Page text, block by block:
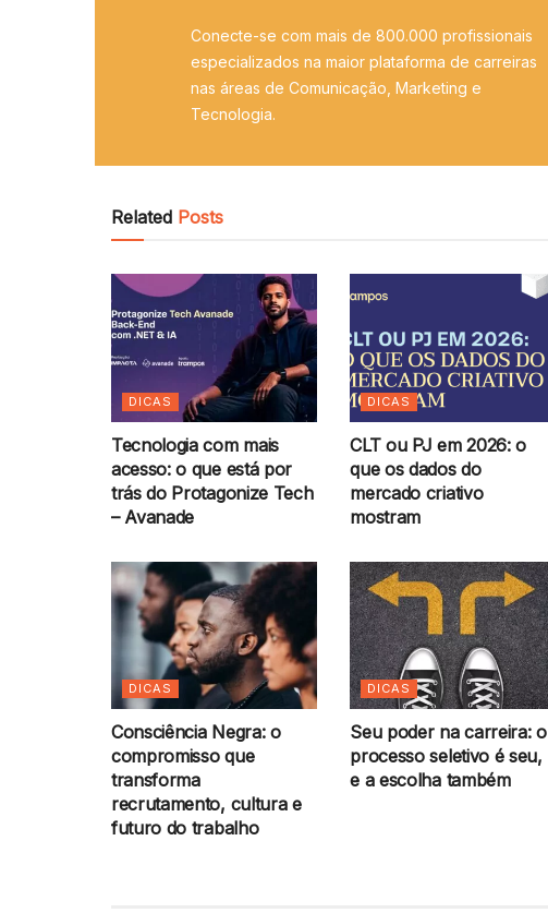
Conecte-se com mais de 800.000 profissionais
especializados na maior plataforma de carreiras
nas áreas de Comunicação, Marketing e
Tecnologia.
Related Posts
DICAS
Tecnologia com mais
acesso: o que está por
trás do Protagonize Tech
– Avanade
DICAS
CLT ou PJ em 2026: o
que os dados do
mercado criativo
mostram
DICAS
Consciência Negra: o
compromisso que
transforma
recrutamento, cultura e
futuro do trabalho
DICAS
Seu poder na carreira: o
processo seletivo é seu,
e a escolha também